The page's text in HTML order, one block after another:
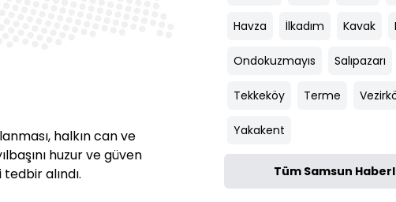
halkın can ve
huzur ve güven
alındı.
Havza İlkadım Kavak
Ondokuzmayıs Salıpazarı
Tekkeköy Terme
Yakakent
Tüm Samsun